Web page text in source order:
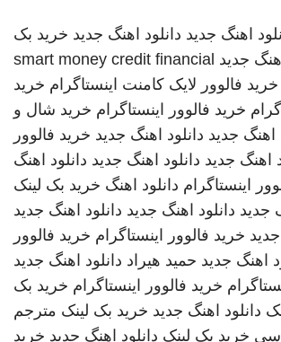
اهنگ جدید دانلود اهنگ جدید خرید بک
جدید smart money credit financial
خرید فالوور لایک کامنت اینستاگرام خرید
خرید فالوور اینستاگرام خرید شال و
اهنگ جدید دانلود اهنگ جدید خرید فالوور
اهنگ جدید دانلود اهنگ جدید دانلود اهنگ
اینستاگرام دانلود اهنگ خرید بک لینک
جدید دانلود اهنگ جدید دانلود اهنگ جدید
خرید فالوور اینستاگرام خرید فالوور
اهنگ جدید حمید هیراد دانلود اهنگ جدید
خرید فالوور اینستاگرام خرید بک
دانلود اهنگ جدید خرید بک لینک مترجم
خرید بک لینک دانلود اهنگ جدید خرید